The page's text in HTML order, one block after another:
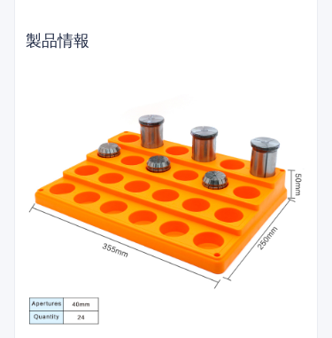
製品情報